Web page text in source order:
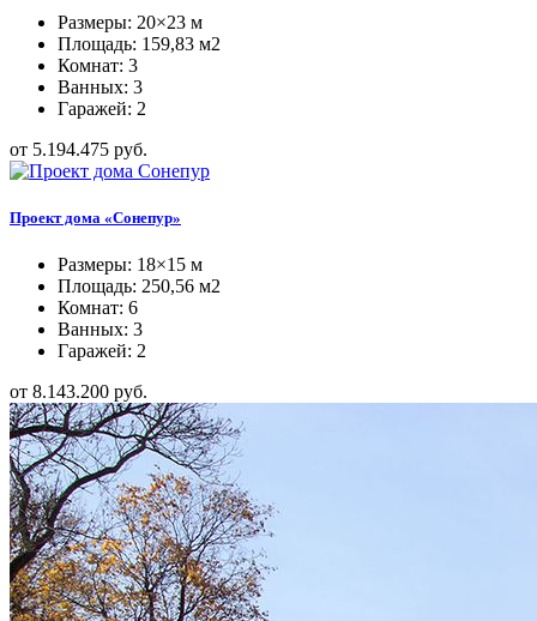
Размеры: 20×23 м
Площадь: 159,83 м2
Комнат: 3
Ванных: 3
Гаражей: 2
от 5.194.475 руб.
Проект дома «Сонепур»
Размеры: 18×15 м
Площадь: 250,56 м2
Комнат: 6
Ванных: 3
Гаражей: 2
от 8.143.200 руб.